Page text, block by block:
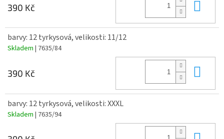
390 Kč
barvy: 12 tyrkysová, velikosti: 11/12
Skladem | 7635/84
390 Kč
barvy: 12 tyrkysová, velikosti: XXXL
Skladem | 7635/94